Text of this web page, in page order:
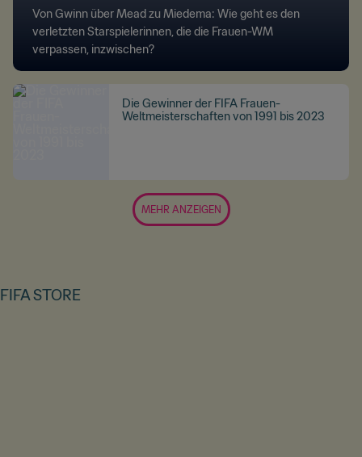
Von Gwinn über Mead zu Miedema: Wie geht es den
verletzten Starspielerinnen, die die Frauen-WM
verpassen, inzwischen?
Die Gewinner der FIFA Frauen-
Weltmeisterschaften von 1991 bis 2023
MEHR ANZEIGEN
FIFA STORE